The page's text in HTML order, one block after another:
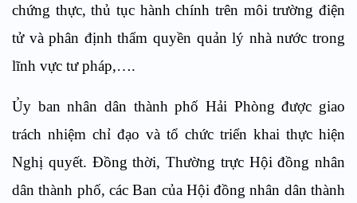
chứng thực, thủ tục hành chính trên môi trường điện
tử và phân định thẩm quyền quản lý nhà nước trong
lĩnh vực tư pháp,….
Ủy ban nhân dân thành phố Hải Phòng được giao
trách nhiệm chỉ đạo và tổ chức triển khai thực hiện
Nghị quyết. Đồng thời, Thường trực Hội đồng nhân
dân thành phố, các Ban của Hội đồng nhân dân thành